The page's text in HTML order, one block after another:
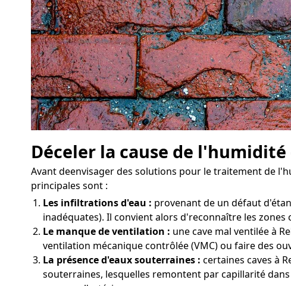
Déceler la cause de l'humidité
Avant deenvisager des solutions pour le traitement de
principales sont :
Les infiltrations d'eau : provenant de un défaut
inadéquates). Il convient alors d'reconnaître les
Le manque de ventilation : une cave mal ventilée à
ventilation mécanique contrôlée (VMC) ou faire des
La présence d'eaux souterraines : certaines caves à
souterraines, lesquelles remontent par capillarité